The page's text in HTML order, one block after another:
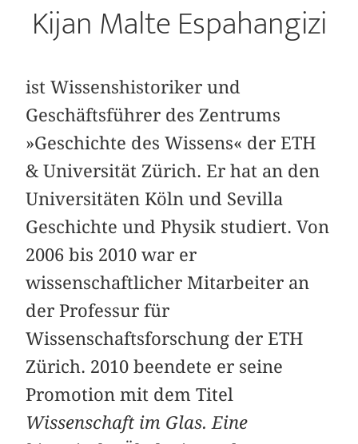
Kijan Malte Espahangizi
ist Wissenshistoriker und
Geschäftsführer des Zentrums
»Geschichte des Wissens« der ETH
& Universität Zürich. Er hat an den
Universitäten Köln und Sevilla
Geschichte und Physik studiert. Von
2006 bis 2010 war er
wissenschaftlicher Mitarbeiter an
der Professur für
Wissenschaftsforschung der ETH
Zürich. 2010 beendete er seine
Promotion mit dem Titel
Wissenschaft im Glas. Eine